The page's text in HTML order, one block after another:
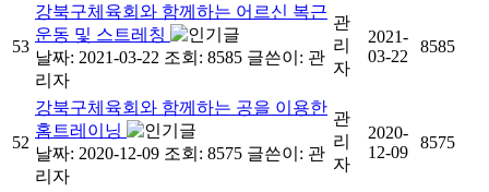
53
강북구체육회와 함께하는 어르신 복근
운동 및 스트레칭
날짜: 2021-03-22 조회: 8585 글쓴이: 관
리자
관
리
자
2021-
03-22
8585
52
강북구체육회와 함께하는 공을 이용한
홈트레이닝
날짜: 2020-12-09 조회: 8575 글쓴이: 관
리자
관
리
자
2020-
12-09
8575